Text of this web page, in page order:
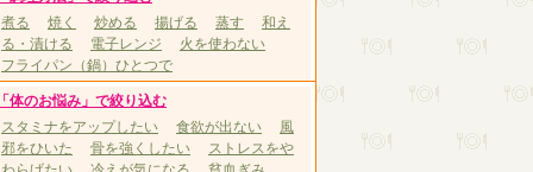
煮る
焼く 炒める 揚げる 蒸す
和え
る・漬ける
電子レンジ
火を使わない
フライパン（鍋）ひとつで
体のお悩み」で絞り込む
スタミナをアップしたい
食欲が出ない
風
邪をひいた
骨を強くしたい
ストレスをや